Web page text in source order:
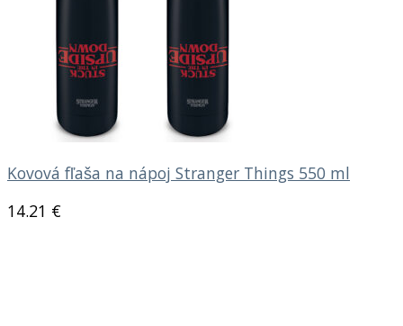
Kovová fľaša na nápoj Stranger Things 550 ml
14.21 €